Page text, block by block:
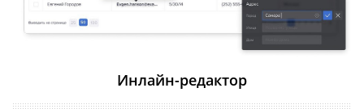
Инлайн-редактор